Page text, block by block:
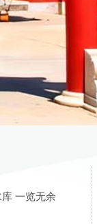
一览无余